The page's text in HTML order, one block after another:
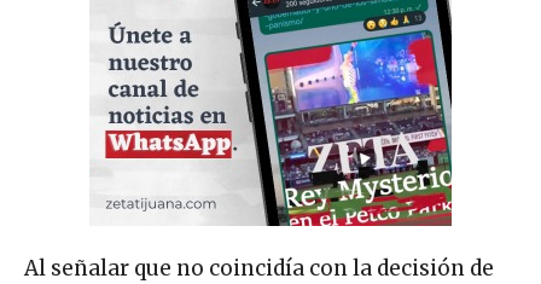
Al señalar que no coincidía con la decisión de